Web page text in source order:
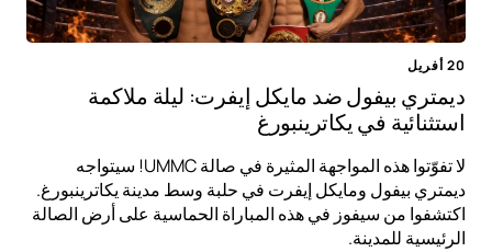
20 أفريل
ديمتري بيفول ضد مايكل إيفرت: ليلة ملاكمة
استثنائية في يكاترينبورغ
لا تفوّتوا هذه المواجهة المثيرة في صالة UMMC! سيتواجه
ديمتري بيفول ومايكل إيفرت في حلبة وسط مدينة يكاترينبورغ.
اكتشفوا من سيفوز في هذه المباراة الحماسية على أرض الصالة
الرئيسية للمدينة.